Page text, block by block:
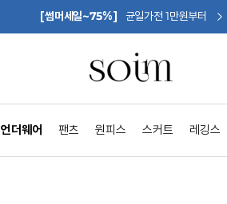
[썸머세일~75%] 균일가전 1만원부터
언더웨어 팬츠 원피스 스커트 레깅스